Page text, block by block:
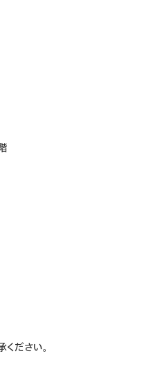
ださい。